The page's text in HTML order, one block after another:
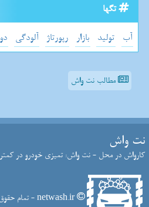
تگها
آب تولید بازار رپورتاژ آلودگی
مطالب نت واش
نت واش
کارواش در محل - نت واش: تمیزی خودرو در
netwash.ir - تمام حقوق سایت نت واش محفوظ است